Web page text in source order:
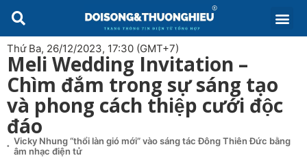
Thứ Ba, 26/12/2023, 17:30 (GMT+7)
Meli Wedding Invitation –
Chìm đắm trong sự sáng tạo
và phong cách thiệp cưới độc
đáo
Vicky Nhung “thổi làn gió mới” vào sáng tác Đông Thiên Đức bằng
âm nhạc điện tử